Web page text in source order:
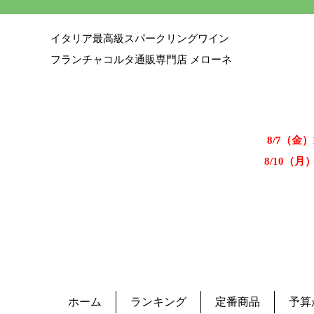
イタリア最高級スパークリングワイン
フランチャコルタ通販専門店 メローネ
8/7（金
8/10（月
ホーム ランキング 定番商品 予算